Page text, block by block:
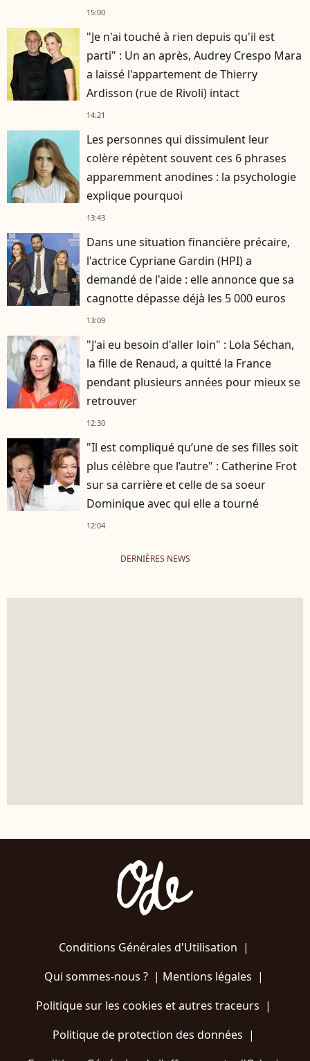
15:00
"Je n'ai touché à rien depuis qu'il est
parti" : Un an après, Audrey Crespo Mara
a laissé l'appartement de Thierry
Ardisson (rue de Rivoli) intact
14:21
Les personnes qui dissimulent leur
colère répètent souvent ces 6 phrases
apparemment anodines : la psychologie
explique pourquoi
13:43
Dans une situation financière précaire,
l'actrice Cypriane Gardin (HPI) a
demandé de l'aide : elle annonce que sa
cagnotte dépasse déjà les 5 000 euros
13:09
"J'ai eu besoin d'aller loin" : Lola Séchan,
la fille de Renaud, a quitté la France
pendant plusieurs années pour mieux se
retrouver
12:30
"Il est compliqué qu’une de ses filles soit
plus célèbre que l’autre" : Catherine Frot
sur sa carrière et celle de sa soeur
Dominique avec qui elle a tourné
12:04
DERNIÈRES NEWS
Conditions Générales d'Utilisation |
Qui sommes-nous ?| Mentions légales |
Politique sur les cookies et autres traceurs |
Politique de protection des données |